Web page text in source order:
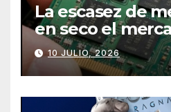
La escasez de
en seco el
de PCs
10 JULIO, 2026